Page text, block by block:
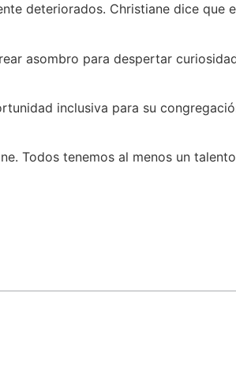
deteriorados. Christiane dice que
asombro para despertar
inclusiva para su
Todos tenemos al menos un